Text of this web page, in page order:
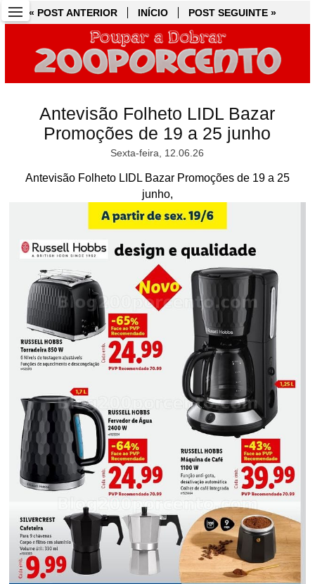
« POST ANTERIOR INÍCIO POST SEGUINTE »
Antevisão Folheto LIDL Bazar
Promoções de 19 a 25 junho
Sexta-feira, 12.06.26
Antevisão Folheto LIDL Bazar Promoções de 19 a 25
junho,
« POST ANTERIOR INÍCIO POST SEGUINTE »